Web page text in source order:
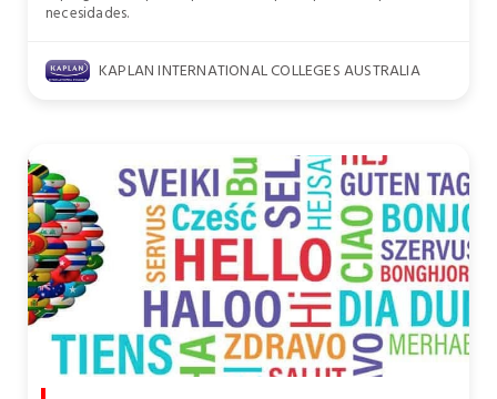
necesidades.
KAPLAN INTERNATIONAL COLLEGES AUSTRALIA